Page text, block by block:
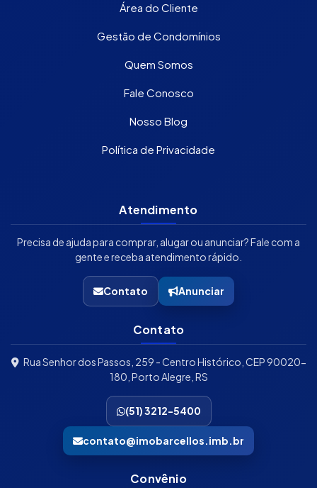
Área do Cliente
Gestão de Condomínios
Quem Somos
Fale Conosco
Nosso Blog
Política de Privacidade
Atendimento
Precisa de ajuda para comprar, alugar ou anunciar? Fale com a
gente e receba atendimento rápido.
Contato Anunciar
Contato
Rua Senhor dos Passos, 259 - Centro Histórico, CEP 90020-
180, Porto Alegre, RS
(51) 3212-5400
contato@imobarcellos.imb.br
Convênio